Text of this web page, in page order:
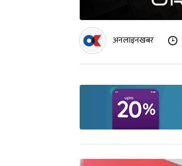
अनलाइनखबर